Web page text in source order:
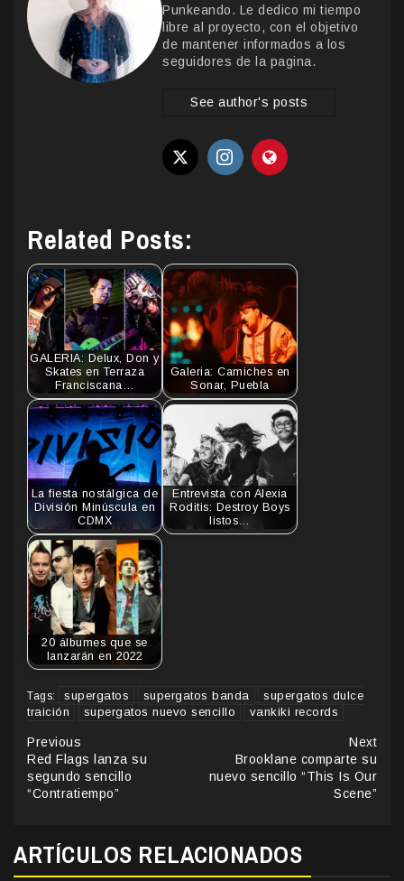
Punkeando. Le dedico mi tiempo
libre al proyecto, con el objetivo
de mantener informados a los
seguidores de la pagina.
See author's posts
Related Posts:
GALERIA: Delux, Don y
Skates en Terraza
Franciscana…
Galeria: Camiches en
Sonar, Puebla
La fiesta nostálgica de
División Minúscula en
CDMX
Entrevista con Alexia
Roditis: Destroy Boys
listos…
20 álbumes que se
lanzarán en 2022
Tags: supergatos supergatos banda
supergatos dulce
traición
supergatos nuevo sencillo vankiki records
Continue
Reading
Previous
Red Flags lanza su
segundo sencillo
“Contratiempo”
Next
Brooklane comparte su
nuevo sencillo “This Is Our
Scene”
ARTÍCULOS RELACIONADOS